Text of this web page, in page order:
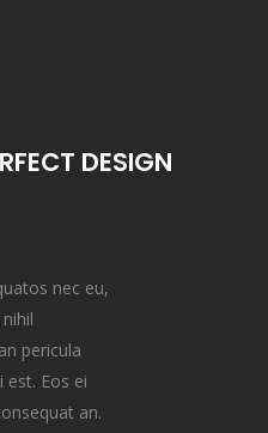
DESIGN
nec eu,
pericula
est. Eos ei
an.